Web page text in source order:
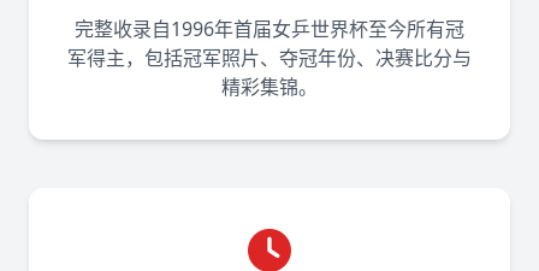
完整收录自1996年首届女乒世界杯至今所有冠
军得主，包括冠军照片、夺冠年份、决赛比分与
精彩集锦。